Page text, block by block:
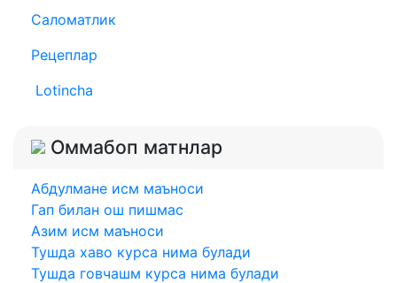
Саломатлик
Рецеплар
Lotincha
Оммабоп матнлар
Абдулмане исм маъноси
Гап билан ош пишмас
Азим исм маъноси
Тушда хаво курса нима булади
Тушда говчашм курса нима булади